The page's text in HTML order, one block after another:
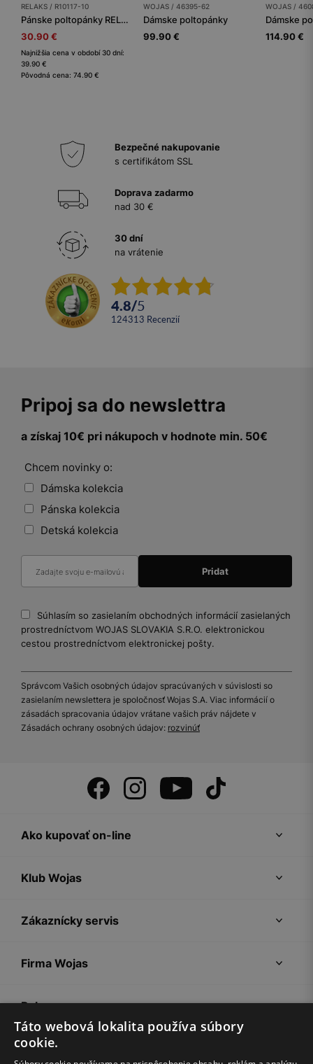
RELAKS / R10117-10
Pánske poltopánky RELAKS
30.90 €
Najnižšia cena v období 30 dní:
39.90 €
Pôvodná cena: 74.90 €
WOJAS / 46395-62
Dámske poltopánky
99.90 €
WOJAS /
Dámske
114.90 €
Bezpečné nakupovanie
s certifikátom SSL
Doprava zadarmo
nad 30 €
30 dní
na vrátenie
4.8/5
124313 recenzií
Pripoj sa do newslettra
a získaj 10€ pri nákupoch v hodnote min. 50€
Chcem novinky o:
Dámska kolekcia
Pánska kolekcia
Detská kolekcia
Súhlasím so zasielaním obchodných informácií zasielaných
prostredníctvom WOJAS SLOVAKIA S.R.O. elektronickou
cestou prostredníctvom elektronickej pošty.
Správcom Vašich osobných údajov spracúvaných v súvislosti so
zasielaním newslettera je spoločnosť Wojas S.A. Viac informácií o
zásadách spracovania údajov vrátane vašich práv nájdete v
Zásadách ochrany osobných údajov: rozvinúť
Ako kupovať on-line
Klub Wojas
Zákaznícky servis
Firma Wojas
Pokyny
Táto webová lokalita používa súbory
cookie.